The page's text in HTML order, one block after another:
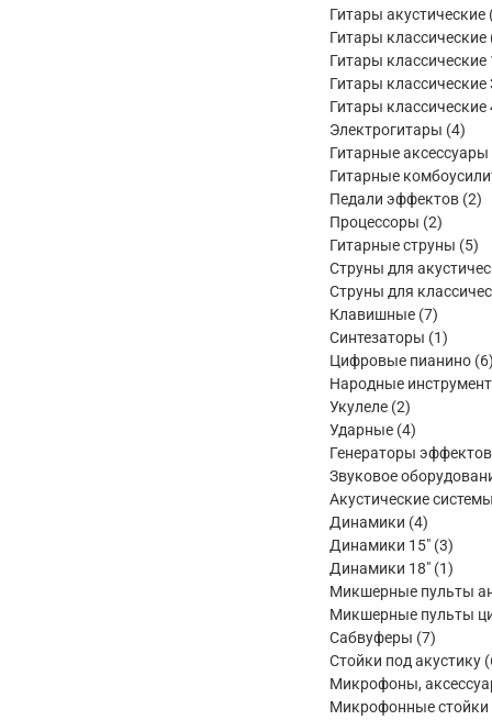
товара
Гитары акустические
Гитары классические
Гитары классические
Гитары классические
Гитары классические
Электрогитары 44
Гитарные аксессуары
Гитарные
Педали эффектов 22
Процессоры 22
товара
Гитарные струны 55
Струны для
Струны для
Клавишные 77
товаров
Синтезаторы 11
товар
Цифровые пианино 6
Народные
Укулеле 22
товара
Ударные 44
товара
Генераторы эффектов
Звуковое
Акустические
Динамики 44
товара
Динамики 15" 33
Динамики 18" 11
товар
Микшерные пульты
Микшерные пульты
Сабвуферы 77
товаров
Стойки под акустику
Микрофоны,
Микрофонные стойки